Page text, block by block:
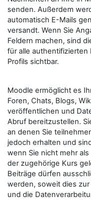
senden. Außerdem
automatisch E-Mails
versandt. Wenn Sie
Feldern machen, sind
für alle
Profils sichtbar.
Moodle ermöglicht es
Foren, Chats, Blogs,
veröffentlichen und
Abruf bereitzustellen.
an denen Sie
jedoch erhalten und
wenn Sie nicht mehr
der zugehörige Kurs
Beiträge dürfen
werden, soweit dies
und die